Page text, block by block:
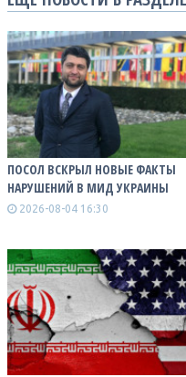
ПОСОЛ ВСКРЫЛ НОВЫЕ ФАКТЫ
НАРУШЕНИЙ В МИД УКРАИНЫ
2026-08-04 16:30